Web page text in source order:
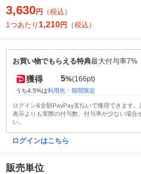
3,630円
（税込）
1つあたり 1,210円 （税込）
お買い物でもらえる特典最大付与率7%
獲得 5%(166pt)
うち4.5%は利用先・期間限定
ログイン&全額PayPay支払いで獲得できます
表示よりも実際の付与数、付与率が少ない場合
い。
ログインはこちら
販売単位